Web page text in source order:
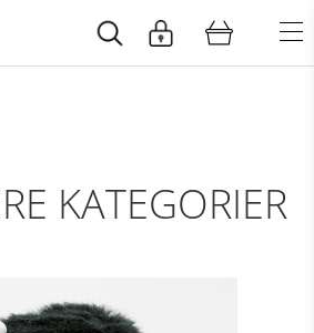
KATEGORIER